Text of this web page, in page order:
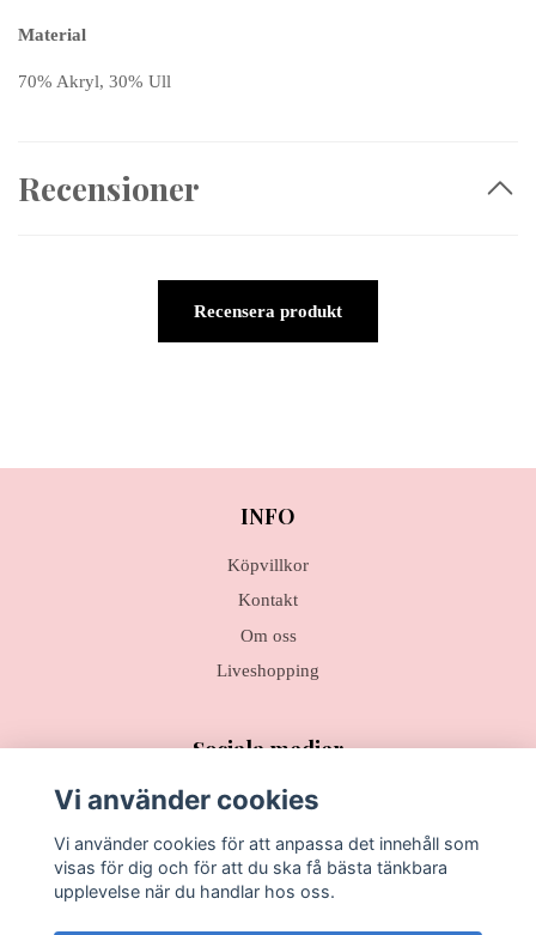
Material
70% Akryl, 30% Ull
Recensioner
Recensera produkt
INFO
Köpvillkor
Kontakt
Om oss
Liveshopping
Sociala medier
Prenumerera på vårt nyhetsbrev
Vi använder cookies
Vi använder cookies för att anpassa det innehåll som
visas för dig och för att du ska få bästa tänkbara
upplevelse när du handlar hos oss.